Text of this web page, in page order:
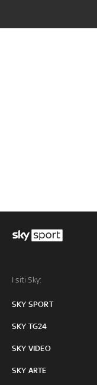
I siti Sky:
SKY SPORT
SKY TG24
SKY VIDEO
SKY ARTE